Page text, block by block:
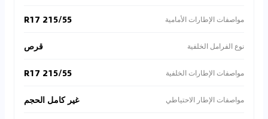
مواصفات الإطارات الأمامية 215/55 R17
نوع الفرامل الخلفية قرص
مواصفات الإطارات الخلفية 215/55 R17
مواصفات الإطار الاحتياطي غير كامل الحجم